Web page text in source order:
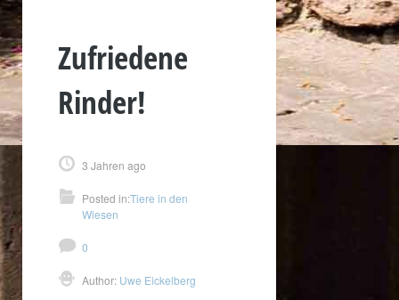
Zufriedene
Rinder!
3 Jahren ago
Posted in:Tiere in den
Wiesen
0
Author: Uwe Eickelberg